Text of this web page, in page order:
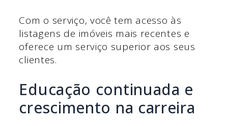
Com o serviço, você tem acesso às
listagens de imóveis mais recentes e
oferece um serviço superior aos seus
clientes.
Educação continuada e
crescimento na carreira